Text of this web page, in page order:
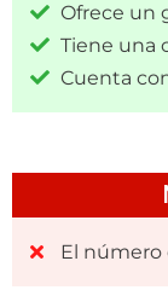
Ofrece un
Tiene una
Cuenta
El número